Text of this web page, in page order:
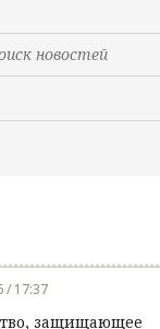
/ 17:37
защищающее